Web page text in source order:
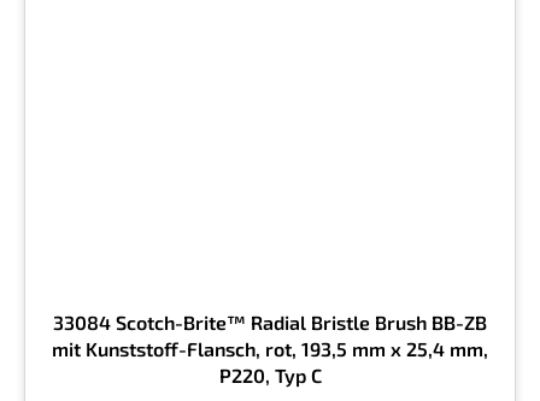
33084 Scotch-Brite™ Radial Bristle Brush BB-ZB
mit Kunststoff-Flansch, rot, 193,5 mm x 25,4 mm,
P220, Typ C